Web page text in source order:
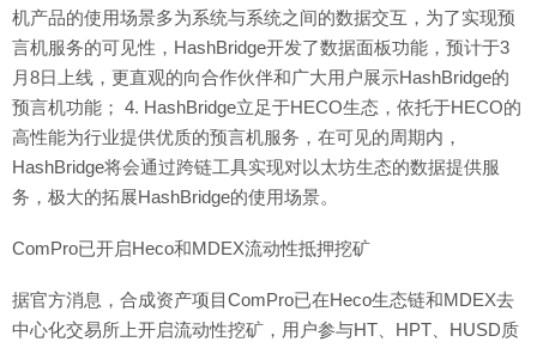
机产品的使用场景多为系统与系统之间的数据交互，为了实现预
言机服务的可见性，HashBridge开发了数据面板功能，预计于3
月8日上线，更直观的向合作伙伴和广大用户展示HashBridge的
预言机功能； 4. HashBridge立足于HECO生态，依托于HECO的
高性能为行业提供优质的预言机服务，在可见的周期内，
HashBridge将会通过跨链工具实现对以太坊生态的数据提供服
务，极大的拓展HashBridge的使用场景。
ComPro已开启Heco和MDEX流动性抵押挖矿
据官方消息，合成资产项目ComPro已在Heco生态链和MDEX去
中心化交易所上开启流动性挖矿，用户参与HT、HPT、HUSD质